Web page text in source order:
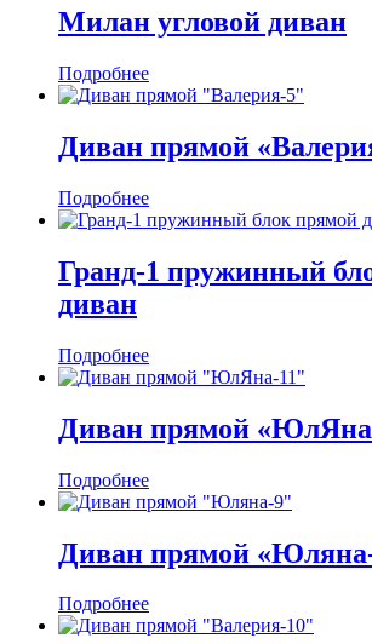
Милан угловой диван
Подробнее
Диван прямой
Подробнее
Гранд-1 пружинный
диван
Подробнее
Диван прямой
Подробнее
Диван прямой
Подробнее